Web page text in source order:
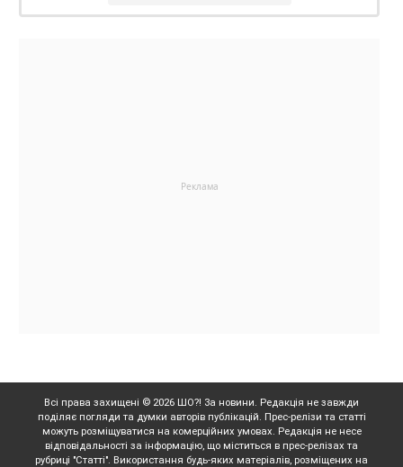
Всі права захищені © 2026 ШО?! За новини. Редакція не завжди
поділяє погляди та думки авторів публікацій. Прес-релізи та статті
можуть розміщуватися на комерційних умовах. Редакція не несе
відповідальності за інформацію, що міститься в прес-релізах та
рубриці "Статті". Використання будь-яких матеріалів, розміщених на